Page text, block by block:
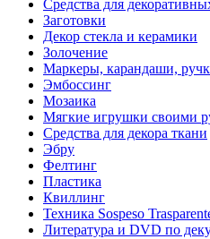
Средства для
Заготовки
Декор стекла и керамики
Золочение
Маркеры, карандаши,
Эмбоссинг
Мозаика
Мягкие игрушки своими
Средства для декора ткани
Эбру
Фелтинг
Пластика
Квиллинг
Техника Sospeso
Литература и DVD по